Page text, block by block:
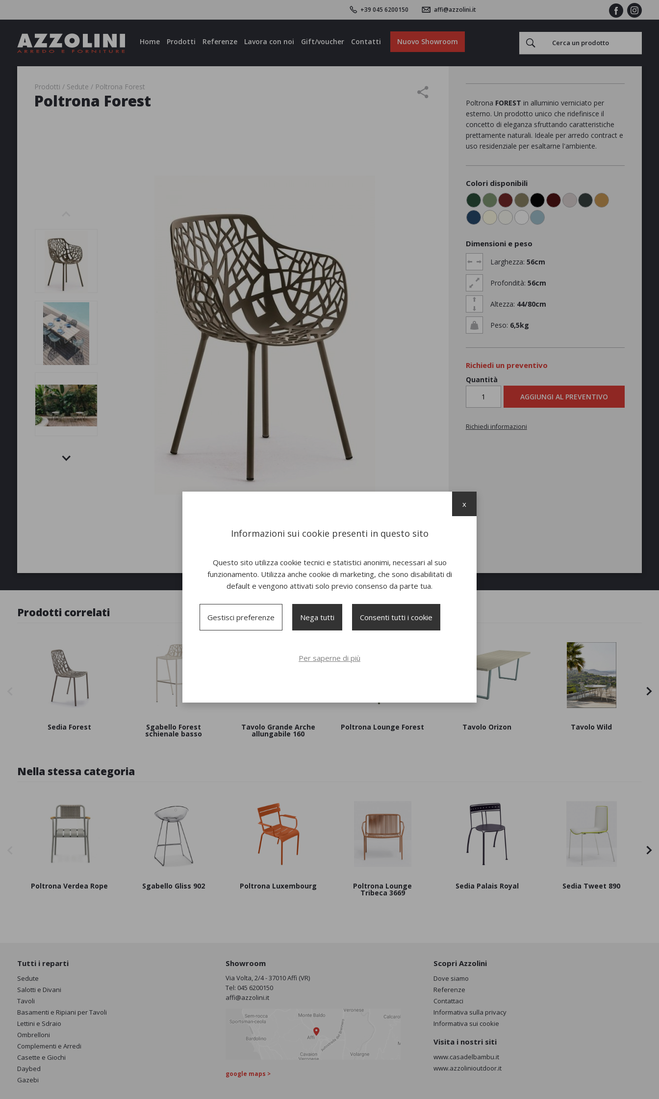
+39 045 6200150 affi@azzolini.it
Home Prodotti Referenze Lavora con noi Gift/voucher Contatti Nuovo Showroom
Prodotti Sedute Poltrona Forest
Poltrona Forest Poltrona FOREST in alluminio verniciato per
esterno. Un prodotto unico che ridefinisce il
concetto di eleganza sfruttando caratteristiche
prettamente naturali. Ideale per arredo contract e
uso residenziale per esaltarne l'ambiente.
Colori disponibili
Dimensioni e peso
Larghezza: 56cm
Profondità: 56cm
Altezza: 44/80cm
Peso: 6,5kg
Richiedi un preventivo
Quantità
AGGIUNGI AL PREVENTIVO
Richiedi informazioni
Prodotti correlati
Sedia Forest Sgabello Forest
schienale basso
Tavolo Grande Arche
allungabile 160
Poltrona Lounge Forest Tavolo Orizon Tavolo Wild
Nella stessa categoria
Poltrona Verdea Rope Sgabello Gliss 902 Poltrona Luxembourg Poltrona Lounge
Tribeca 3669
Sedia Palais Royal Sedia Tweet 890
Tutti i reparti
Sedute
Salotti e Divani
Tavoli
Basamenti e Ripiani per Tavoli
Lettini e Sdraio
Ombrelloni
Complementi e Arredi
Casette e Giochi
Daybed
Gazebi
Showroom
Via Volta, 2/4 - 37010 Affi (VR)
Tel: 045 6200150
affi@azzolini.it
google maps >
Scopri Azzolini
Dove siamo
Referenze
Contattaci
Informativa sulla privacy
Informativa sui cookie
Visita i nostri siti
www.casadelbambu.it
www.azzolinioutdoor.it
Informazioni sui cookie presenti in questo sito
Questo sito utilizza cookie tecnici e statistici anonimi, necessari al suo
funzionamento. Utilizza anche cookie di marketing, che sono disabilitati di
default e vengono attivati solo previo consenso da parte tua.
Gestisci preferenze Nega tutti Consenti tutti i cookie
Per saperne di più
x